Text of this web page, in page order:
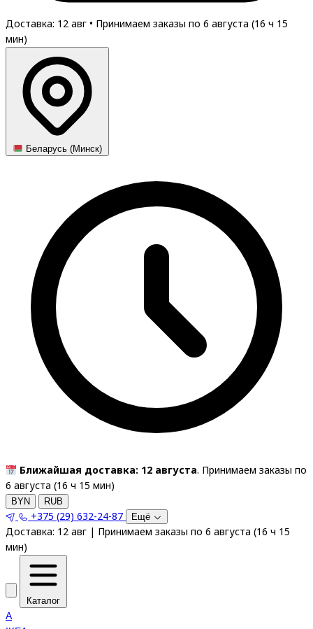
Доставка: 12 авг • Принимаем заказы по 6 августа (16 ч 15
мин)
Беларусь (Минск)
Ближайшая доставка: 12 августа. Принимаем заказы по
6 августа (16 ч 15 мин)
BYN RUB
+375 (29) 632-24-87 Ещё
Доставка: 12 авг | Принимаем заказы по 6 августа (16 ч 15
мин)
Каталог
A